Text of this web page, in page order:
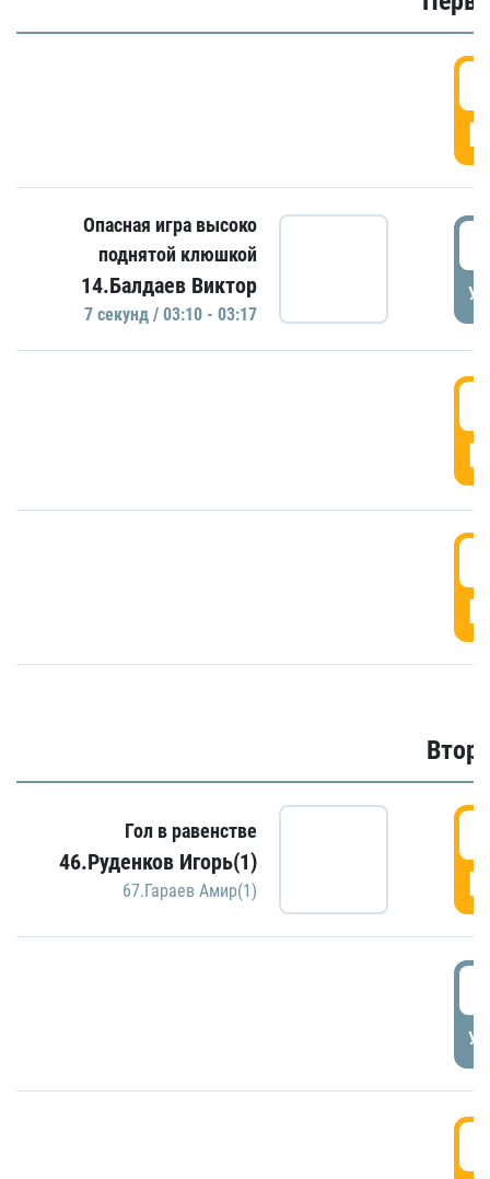
Опасная игра высоко
поднятой клюшкой
14.Балдаев Виктор
7 секунд / 03:10 - 03:17
Гол в равенстве
46.Руденков Игорь(1)
67.Гараев Амир(1)